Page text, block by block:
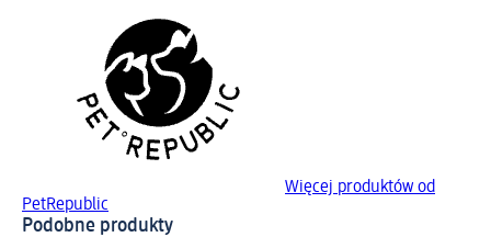
Więcej produktów od
PetRepublic
Podobne produkty